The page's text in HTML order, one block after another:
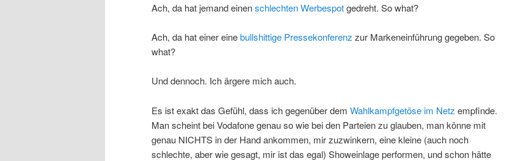
Ach, da hat jemand einenschlechten Werbespotgedreht. So what?
Ach, da hat einer einebullshittige Pressekonferenz zur Markeneinführung gegeben. So
what?
Und dennoch. Ich ärgere mich auch.
Es ist exakt das Gefühl, dass ich gegenüber dem Wahlkampfgetöse im Netz empfinde.
Man scheint bei Vodafone genau so wie bei den Parteien zu glauben, man könne mit
genau NICHTS in der Hand ankommen, mir zuzwinkern, eine kleine (auch noch
schlechte, aber wie gesagt, mir ist das egal) Showeinlage performen, und schon hätte